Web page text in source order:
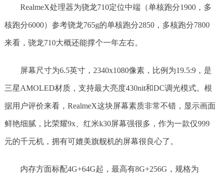
RealmeX处理器为骁龙710定位中端（单核跑分1900，多
核跑分6000）参考骁龙765g的单核跑分2850，多核跑分7800
来看，骁龙710大概还能撑个一年左右。
屏幕尺寸为6.5英寸，2340x1080像素，比例为19.5:9，是
三星AMOLED材质，支持最大亮度430nit和DC调光模式。根
据用户评价来看，RealmeX这块屏幕素质非常不错，显示画面
鲜艳细腻，比荣耀9x、红米k30屏幕强很多，作为一款仅999
元的千元机，拥有可媲美旗舰机的屏幕很良心了。
内存方面标配4G+64G起，最高有8G+256G，规格为